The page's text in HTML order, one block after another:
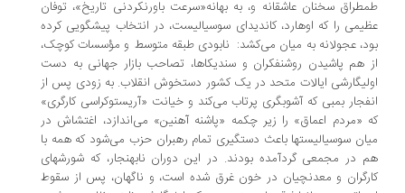
طمطراق سخنان عاشقانه و،‌ به بهانه«سرعت باورنکردنی تاریخ»، توفان
عظیمی را که اوهارد، ‌کاندیدای سوسیالیست،‌ در انتخاب پیشگویی کرده
بود، ‌عجولانه به میان می‌کشد: نابودی طبقه متوسط و مؤسسات کوچک،
از هم پاشیدن روشنفکران و سندیکاها، ‌تصاحب بازار جهانی به دست
اولیگارشی ایالات متحد در یک کشور دستخوش انقلاب. به زودی پس از
انفجار بمبی که آشوبگری پرتاب می‌کند و خیانت «آریستوکراسی کارگری»
که «مردم اعماق» را زیر چکمه «پاشنه آهنین» می‌اندازد، اغتشاش در
میان سوسیالیستها باعث دستگیری تمام رهبران حزب می‌شود که همه با
هم در مجمعی گردآمده بودند. در این دوران نابهنجار، ‌که شورشهای
کارگران و معدنچیان در خون غرق شده است، ‌و ناگهان، پس از سقوط